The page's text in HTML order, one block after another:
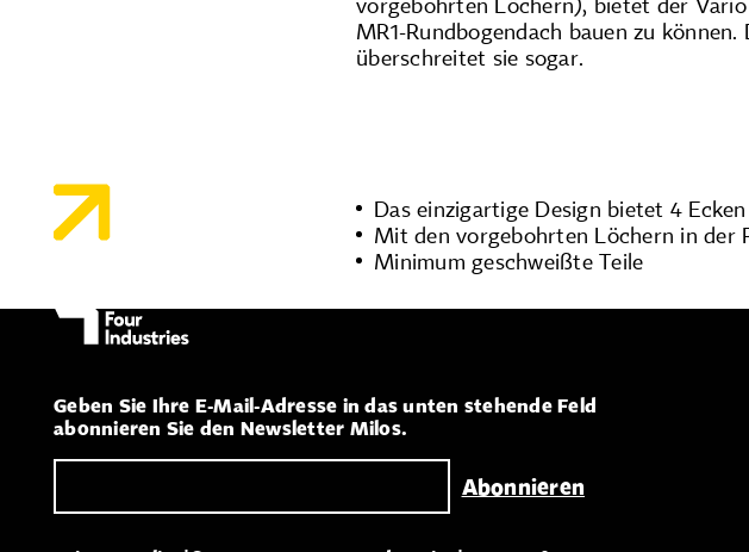
MR1-Rundbogendach bauen zu
überschreitet sie sogar.
Das einzigartige Design bietet 4
Mit den vorgebohrten Löchern in der
Minimum geschweißte Teile
Geben Sie Ihre E-Mail-Adresse in das unten stehende Feld
abonnieren Sie den Newsletter Milos.